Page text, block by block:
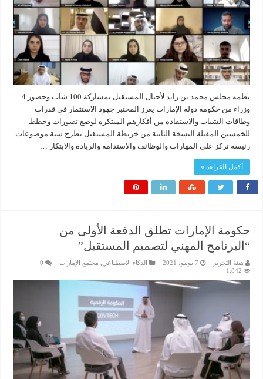
نظمه مجلس محمد بن زايد لأجيال المستقبل بمشاركة 100 شاب وحضور 4
وزراء من حكومة دولة الإمارات يعزز المختبر جهود الاستثمار في قدرات
وطاقات الشباب والاستفادة من أفكارهم المبتكرة لوضع تصورات وخطط
للخمسين المقبلة النسخة الثانية من خريطة المستقبل تطرح ستة موضوعات
رئيسة تركز على المهارات والوظائف والاستدامة والريادة والابتكار …
أكمل القراءة »
حكومة الإمارات تطلق الدفعة الأولى من
“البرنامج المهني لتصميم المستقبل”
هيئة التحرير 7 يونيو، 2021 الذكاء الاصطناعي مجتمع الإمارات
0
1,842